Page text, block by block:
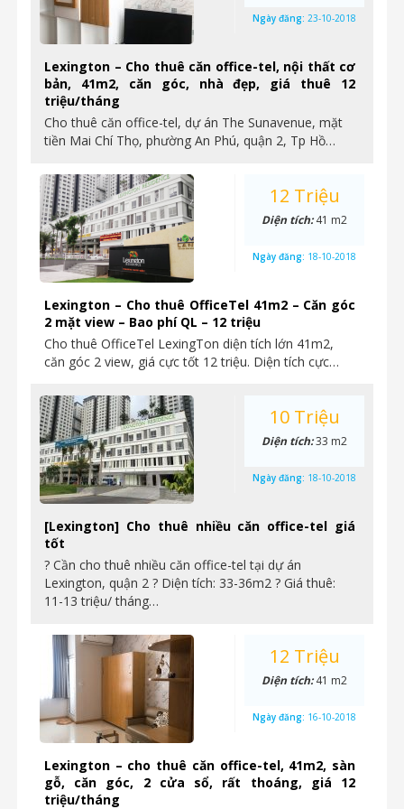
Lexington – Cho thuê căn office-tel, nội thất cơ
bản, 41m2, căn góc, nhà đẹp, giá thuê 12
triệu/tháng
Cho thuê căn office-tel, dự án The Sunavenue, mặt
tiền Mai Chí Thọ, phường An Phú, quận 2, Tp Hồ…
Ngày đăng: 23-10-2018
Lexington – Cho thuê OfficeTel 41m2 – Căn góc
2 mặt view – Bao phí QL – 12 triệu
Cho thuê OfficeTel LexingTon diện tích lớn 41m2,
căn góc 2 view, giá cực tốt 12 triệu. Diện tích cực…
12 Triệu
Diện tích:41 m2
Ngày đăng: 18-10-2018
[Lexington] Cho thuê nhiều căn office-tel giá
tốt
? Cần cho thuê nhiều căn office-tel tại dự án
Lexington, quận 2 ? Diện tích: 33-36m2 ? Giá thuê:
11-13 triệu/ tháng…
10 Triệu
Diện tích:33 m2
Ngày đăng: 18-10-2018
Lexington – cho thuê căn office-tel, 41m2, sàn
gỗ, căn góc, 2 cửa sổ, rất thoáng, giá 12
triệu/tháng
12 Triệu
Diện tích:41 m2
Ngày đăng: 16-10-2018